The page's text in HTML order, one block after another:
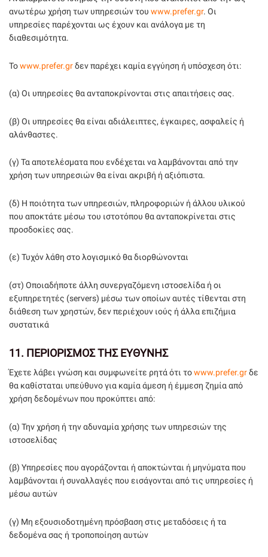
ανωτέρω χρήση των υπηρεσιών του www.prefer.gr. Οι
υπηρεσίες παρέχονται ως έχουν και ανάλογα με τη
διαθεσιμότητα.
Τοwww.prefer.grδεν παρέχει καμία εγγύηση ή υπόσχεση ότι:
(α) Οι υπηρεσίες θα ανταποκρίνονται στις απαιτήσεις σας.
(β) Οι υπηρεσίες θα είναι αδιάλειπτες, έγκαιρες, ασφαλείς ή
αλάνθαστες.
(γ) Τα αποτελέσματα που ενδέχεται να λαμβάνονται από την
χρήση των υπηρεσιών θα είναι ακριβή ή αξιόπιστα.
(δ) Η ποιότητα των υπηρεσιών, πληροφοριών ή άλλου υλικού
που αποκτάτε μέσω του ιστοτόπου θα ανταποκρίνεται στις
προσδοκίες σας.
(ε) Τυχόν λάθη στο λογισμικό θα διορθώνονται
(στ) Οποιαδήποτε άλλη συνεργαζόμενη ιστοσελίδα ή οι
εξυπηρετητές (servers) μέσω των οποίων αυτές τίθενται στη
διάθεση των χρηστών, δεν περιέχουν ιούς ή άλλα επιζήμια
συστατικά
11. ΠΕΡΙΟΡΙΣΜΟΣ ΤΗΣ ΕΥΘΥΝΗΣ
Έχετε λάβει γνώση και συμφωνείτε ρητά ότι τοwww.prefer.grδε
θα καθίσταται υπεύθυνο για καμία άμεση ή έμμεση ζημία από
χρήση δεδομένων που προκύπτει από:
(α) Την χρήση ή την αδυναμία χρήσης των υπηρεσιών της
ιστοσελίδας
(β) Υπηρεσίες που αγοράζονται ή αποκτώνται ή μηνύματα που
λαμβάνονται ή συναλλαγές που εισάγονται από τις υπηρεσίες ή
μέσω αυτών
(γ) Μη εξουσιοδοτημένη πρόσβαση στις μεταδόσεις ή τα
δεδομένα σας ή τροποποίηση αυτών